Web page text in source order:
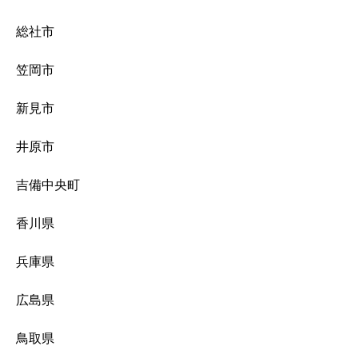
総社市
笠岡市
新見市
井原市
吉備中央町
香川県
兵庫県
広島県
鳥取県